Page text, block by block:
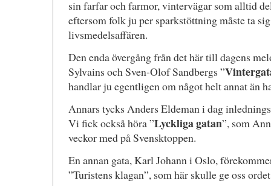
sin farfar och farmor, vintervägar som alltid
eftersom folk ju per sparkstöttning måste ta
livsmedelsaffären.
Den enda övergång från det här till dagens
Sylvains och Sven-Olof Sandbergs ”
handlar ju egentligen om något helt annat än
Annars tycks Anders Eldeman i dag
Vi fick också höra ”Lyckliga gatan”, som
veckor med på Svensktoppen.
En annan gata, Karl Johann i Oslo,
”Turistens klagan”, som här skulle ge oss